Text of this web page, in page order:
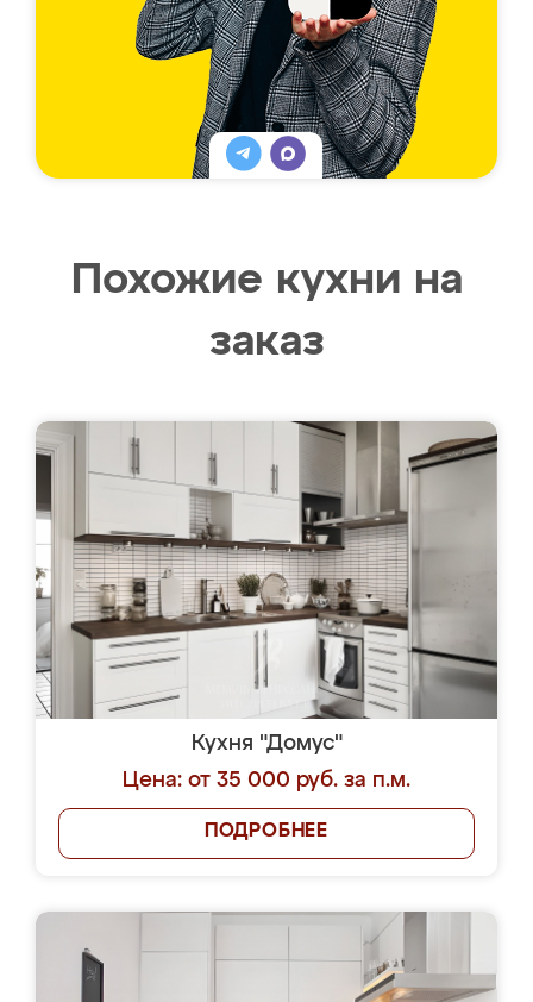
Похожие кухни на
заказ
Кухня "Домус"
Цена: от 35 000 руб. за п.м.
ПОДРОБНЕЕ